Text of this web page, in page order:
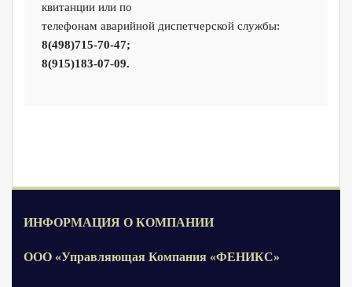
квитанции или по
телефонам аварийной диспетчерской службы:
8(498)715-70-47;
8(915)183-07-09.
ИНФОРМАЦИЯ О КОМПАНИИ
ООО «Управляющая Компания «ФЕНИКС»